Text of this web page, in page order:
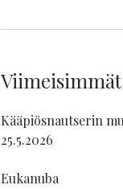
Kääpiösnautserin
25.5.2026
Eukanuba